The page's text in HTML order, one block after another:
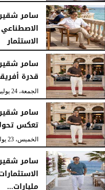
سامر
الاستثمار
الجمعة، 24 يوليو 2026 04:45 مـ
سامر
قدرة أفريقيا
الجمعة، 24 يوليو 2026
سامر
تعكس
الخميس، 23 يوليو 2026
سامر
مليارات...